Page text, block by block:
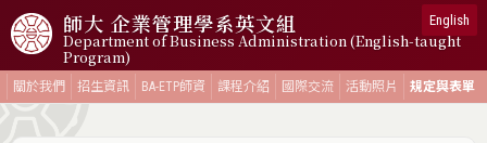
師大 企業管理學系英文組
Department of Business Administration (English-taught
Program)
English
關於我們 招生資訊 BA-ETP師資 課程介紹 國際交流 活動照片 規定與表單